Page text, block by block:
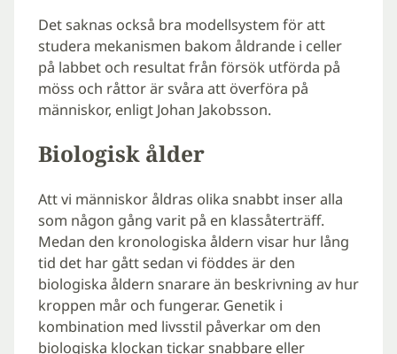
Det saknas också bra modellsystem för att
studera mekanismen bakom åldrande i celler
på labbet och resultat från försök utförda på
möss och råttor är svåra att överföra på
människor, enligt Johan Jakobsson.
Biologisk ålder
Att vi människor åldras olika snabbt inser alla
som någon gång varit på en klassåterträff.
Medan den kronologiska åldern visar hur lång
tid det har gått sedan vi föddes är den
biologiska åldern snarare än beskrivning av hur
kroppen mår och fungerar. Genetik i
kombination med livsstil påverkar om den
biologiska klockan tickar snabbare eller